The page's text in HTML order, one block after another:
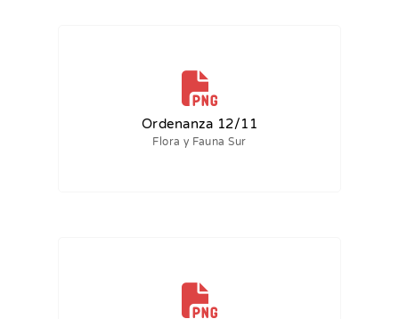
Ordenanza 12/11
Flora y Fauna Sur